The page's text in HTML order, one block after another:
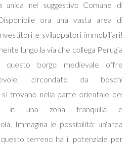
unica nel suggestivo Comune di
ora una vasta area di
e sviluppatori immobiliari!
lungo la via che collega Perugia
borgo medievale offre
circondato da boschi
si trovano nella parte orientale del
in una zona tranquilla e
Immagina le possibilità: un'area
terreno ha il potenziale per